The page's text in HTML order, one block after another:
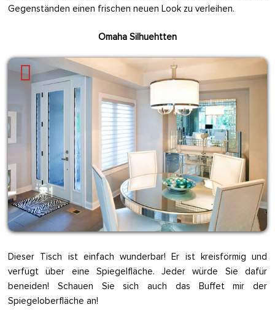
Gegenständen einen frischen neuen Look zu verleihen.
Omaha Silhuehtten
Dieser Tisch ist einfach wunderbar! Er ist kreisförmig und
verfügt über eine Spiegelfläche. Jeder würde Sie dafür
beneiden! Schauen Sie sich auch das Buffet mir der
Spiegeloberfläche an!